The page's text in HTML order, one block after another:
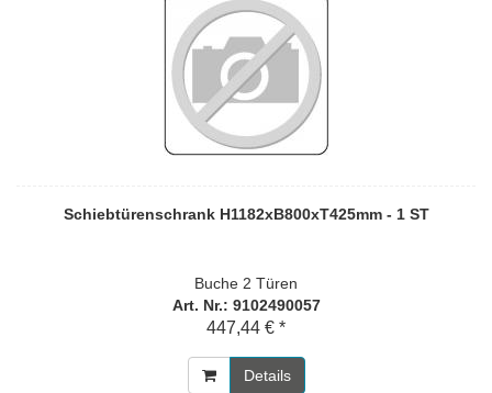
Schiebtürenschrank H1182xB800xT425mm - 1 ST
Buche 2 Türen
Art. Nr.: 9102490057
447,44 € *
Details